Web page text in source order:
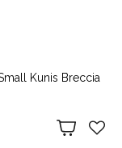
Kunis Breccia